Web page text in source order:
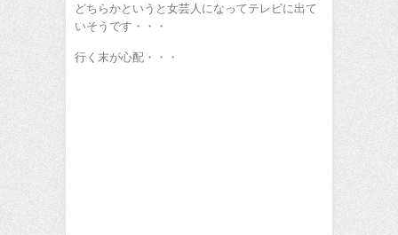
どちらかというと女芸人になってテレビに出て
いそうです・・・
行く末が心配・・・